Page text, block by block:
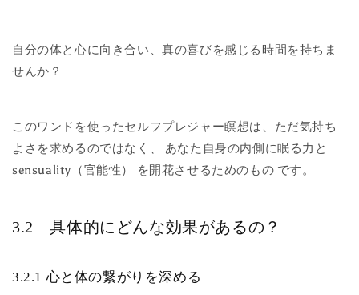
自分の体と心に向き合い、真の喜びを感じる時間を持ちま
せんか？
このワンドを使ったセルフプレジャー瞑想は、ただ気持ち
よさを求めるのではなく、 あなた自身の内側に眠る力と
sensuality（官能性） を開花させるためのもの です。
3.2 具体的にどんな効果があるの？
3.2.1 心と体の繋がりを深める